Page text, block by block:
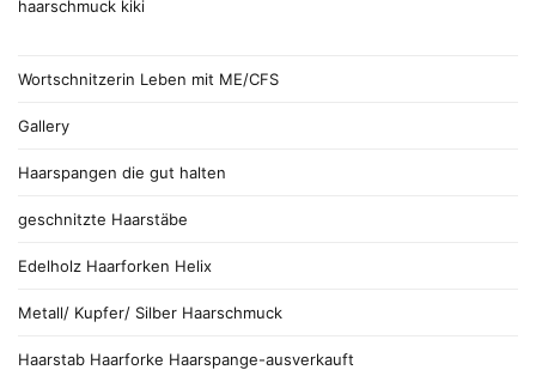
Wortschnitzerin Leben mit ME/CFS
Gallery
Haarspangen die gut halten
geschnitzte Haarstäbe
Edelholz Haarforken Helix
Metall/ Kupfer/ Silber Haarschmuck
Haarstab Haarforke Haarspange-ausverkauft